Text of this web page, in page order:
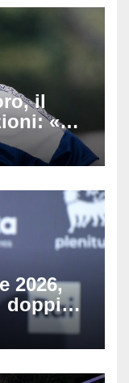
il
«Ha
2026,
doppio